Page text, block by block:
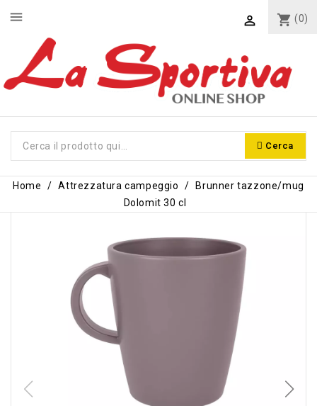
shopping_cart (0)

Cerca
menu
Home Attrezzatura campeggio
Brunner tazzone/mug
Dolomit 30 cl